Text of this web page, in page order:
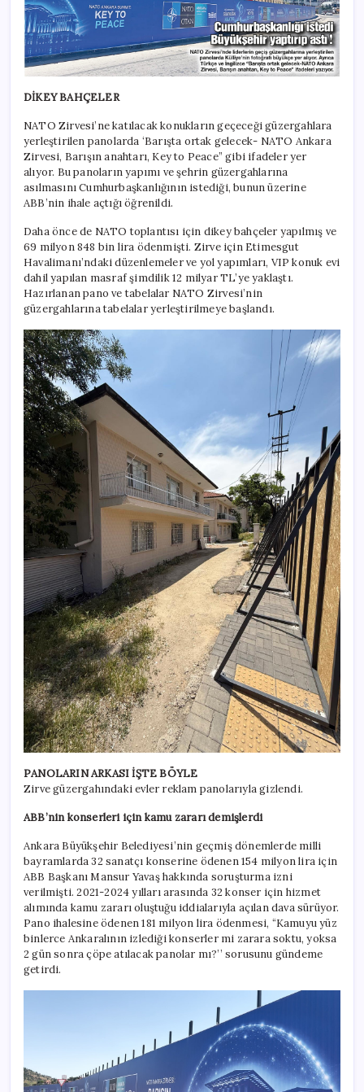
DİKEY BAHÇELER
NATO Zirvesi’ne katılacak konukların geçeceği güzergahlara
yerleştirilen panolarda ‘Barışta ortak gelecek- NATO Ankara
Zirvesi, Barışın anahtarı, Key to Peace” gibi ifadeler yer
alıyor. Bu panoların yapımı ve şehrin güzergahlarına
asılmasını Cumhurbaşkanlığının istediği, bunun üzerine
ABB’nin ihale açtığı öğrenildi.
Daha önce de NATO toplantısı için dikey bahçeler yapılmış ve
69 milyon 848 bin lira ödenmişti. Zirve için Etimesgut
Havalimanı’ndaki düzenlemeler ve yol yapımları, VIP konuk evi
dahil yapılan masraf şimdilik 12 milyar TL’ye yaklaştı.
Hazırlanan pano ve tabelalar NATO Zirvesi’nin
güzergahlarına tabelalar yerleştirilmeye başlandı.
PANOLARIN ARKASI İŞTE BÖYLE
Zirve güzergahındaki evler reklam panolarıyla gizlendi.
ABB’nin konserleri için kamu zararı demişlerdi
Ankara Büyükşehir Belediyesi’nin geçmiş dönemlerde milli
bayramlarda 32 sanatçı konserine ödenen 154 milyon lira için
ABB Başkanı Mansur Yavaş hakkında soruşturma izni
verilmişti. 2021-2024 yılları arasında 32 konser için hizmet
alımında kamu zararı oluştuğu iddialarıyla açılan dava sürüyor.
Pano ihalesine ödenen 181 milyon lira ödenmesi, “Kamuyu yüz
binlerce Ankaralının izlediği konserler mi zarara soktu, yoksa
2 gün sonra çöpe atılacak panolar mı?’’ sorusunu gündeme
getirdi.